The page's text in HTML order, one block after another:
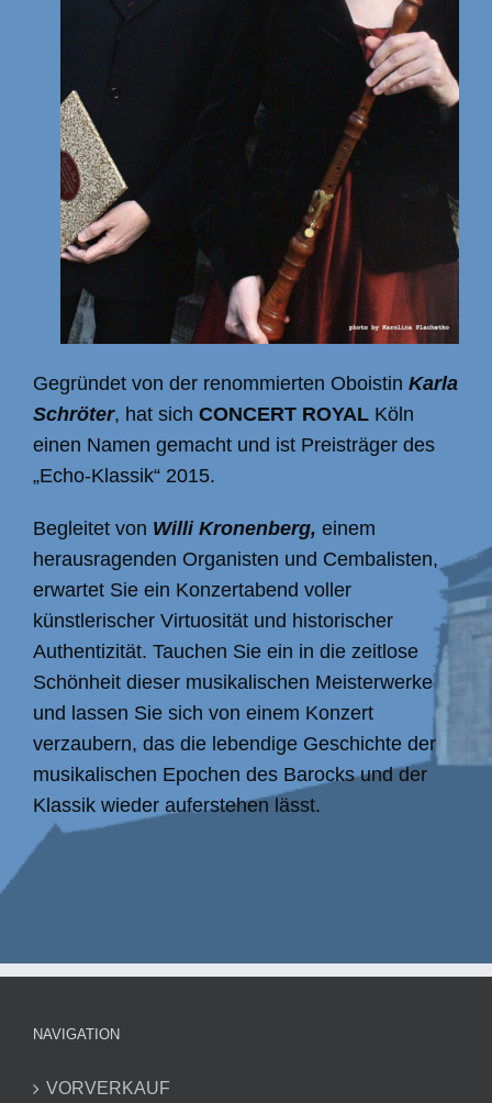
Gegründet von der renommierten Oboistin Karla
Schröter, hat sich CONCERT ROYAL Köln
einen Namen gemacht und ist Preisträger des
„Echo-Klassik“ 2015.
Begleitet von Willi Kronenberg, einem
herausragenden Organisten und Cembalisten,
erwartet Sie ein Konzertabend voller
künstlerischer Virtuosität und historischer
Authentizität. Tauchen Sie ein in die zeitlose
Schönheit dieser musikalischen Meisterwerke
und lassen Sie sich von einem Konzert
verzaubern, das die lebendige Geschichte der
musikalischen Epochen des Barocks und der
Klassik wieder auferstehen lässt.
NAVIGATION
VORVERKAUF